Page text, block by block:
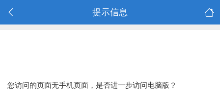
提示信息
您访问的页面无手机页面，是否进一步访问电脑版？